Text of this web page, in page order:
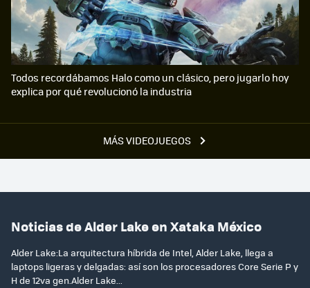
MÁS VIDEOJUEGOS
Todos recordábamos Halo como un clásico, pero jugarlo hoy
explica por qué revolucionó la industria
Noticias de Alder Lake en Xataka México
Alder Lake:La arquitectura híbrida de Intel, Alder Lake, llega a
laptops ligeras y delgadas: así son los procesadores Core Serie P y
H de 12va gen.Alder Lake...